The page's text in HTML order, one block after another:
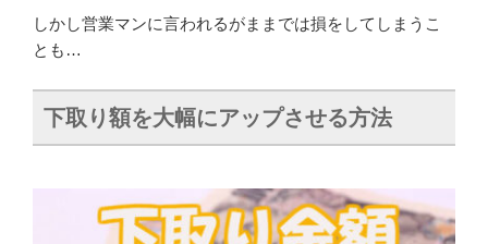
しかし営業マンに言われるがままでは損をしてしまうこ
とも…
下取り額を大幅にアップさせる方法